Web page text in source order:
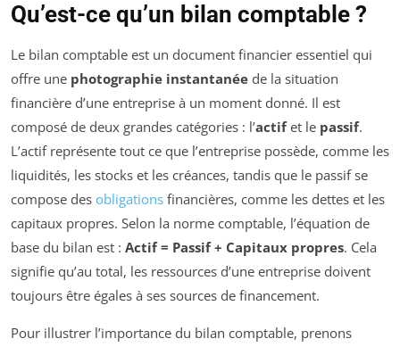
Qu’est-ce qu’un bilan comptable ?
Le bilan comptable est un document financier essentiel qui
offre une photographie instantanée de la situation
financière d’une entreprise à un moment donné. Il est
composé de deux grandes catégories : l’actifet le passif.
L’actif représente tout ce que l’entreprise possède, comme les
liquidités, les stocks et les créances, tandis que le passif se
compose des obligations financières, comme les dettes et les
capitaux propres. Selon la norme comptable, l’équation de
base du bilan est : Actif = Passif + Capitaux propres. Cela
signifie qu’au total, les ressources d’une entreprise doivent
toujours être égales à ses sources de financement.
Pour illustrer l’importance du bilan comptable, prenons